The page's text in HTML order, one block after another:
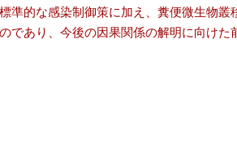
準的な感染制御策に加え、糞便微生物
であり、今後の因果関係の解明に向けた